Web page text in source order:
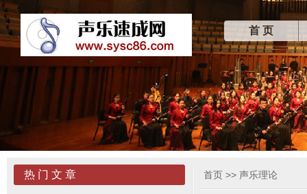
首 页
热 门 文 章 首页 >> 声乐理论